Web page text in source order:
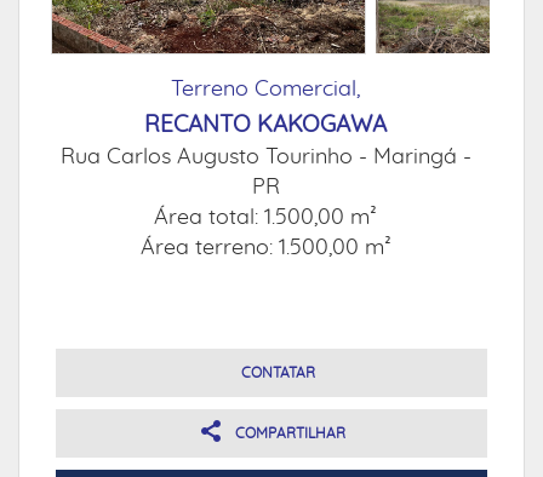
Terreno Comercial,
RECANTO KAKOGAWA
Rua Carlos Augusto Tourinho - Maringá -
PR
Área total: 1.500,00 m²
Área terreno: 1.500,00 m²
CONTATAR
COMPARTILHAR